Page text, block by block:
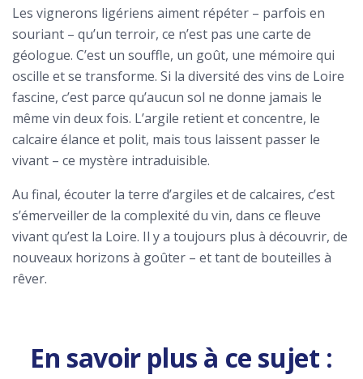
Les vignerons ligériens aiment répéter – parfois en
souriant – qu’un terroir, ce n’est pas une carte de
géologue. C’est un souffle, un goût, une mémoire qui
oscille et se transforme. Si la diversité des vins de Loire
fascine, c’est parce qu’aucun sol ne donne jamais le
même vin deux fois. L’argile retient et concentre, le
calcaire élance et polit, mais tous laissent passer le
vivant – ce mystère intraduisible.
Au final, écouter la terre d’argiles et de calcaires, c’est
s’émerveiller de la complexité du vin, dans ce fleuve
vivant qu’est la Loire. Il y a toujours plus à découvrir, de
nouveaux horizons à goûter – et tant de bouteilles à
rêver.
En savoir plus à ce sujet :